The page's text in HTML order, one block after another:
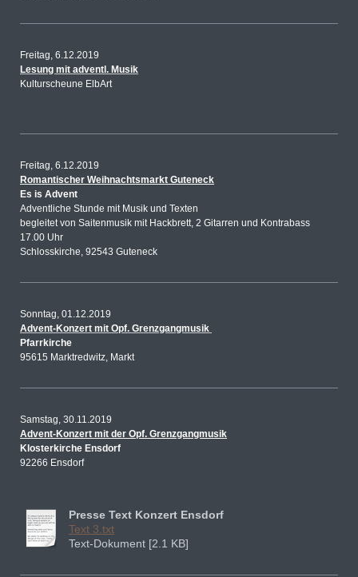
Freitag, 6.12.2019
Lesung mit adventl. Musik
Kulturscheune ElbArt
Freitag, 6.12.2019
Romantischer Weihnachtsmarkt Guteneck
Es is Advent
Adventliche Stunde mit Musik und Texten
begleitet von Saitenmusik mit Hackbrett, 2 Gitarren und Kontrabass
17.00 Uhr
Schlosskirche, 92543 Guteneck
Sonntag, 01.12.2019
Advent-Konzert mit Opf. Grenzgangmusik
Pfarrkirche
95615 Marktredwitz, Markt
Samstag, 30.11.2019
Advent-Konzert mit der Opf. Grenzgangmusik
Klosterkirche Ensdorf
92266 Ensdorf
Presse Text Konzert Ensdorf
Text 3.txt
Text-Dokument [2.1 KB]